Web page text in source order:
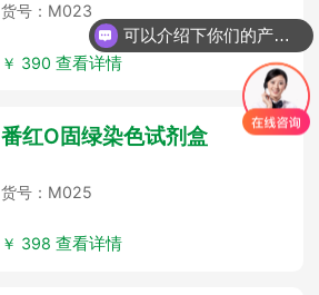
货号：M023
￥ 390查看详情
番红O固绿染色试剂盒
货号：M025
￥ 398查看详情
可以介绍下你们的产品么？